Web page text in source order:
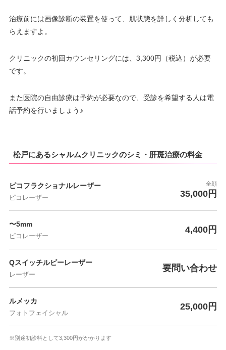
治療前には画像診断の装置を使って、肌状態を詳しく分析しても
らえますよ。
クリニックの初回カウンセリングには、3,300円（税込）が必要
です。
また医院の自由診療は予約が必要なので、受診を希望する人は電
話予約を行いましょう♪
松戸にあるシャルムクリニックのシミ・肝斑治療の料金
ピコフラクショナルレーザー
ピコレーザー
全顔
35,000円
〜5mm
ピコレーザー
4,400円
Qスイッチルビーレーザー
レーザー
要問い合わせ
ルメッカ
フォトフェイシャル
25,000円
※別途初診料として3,300円がかかります